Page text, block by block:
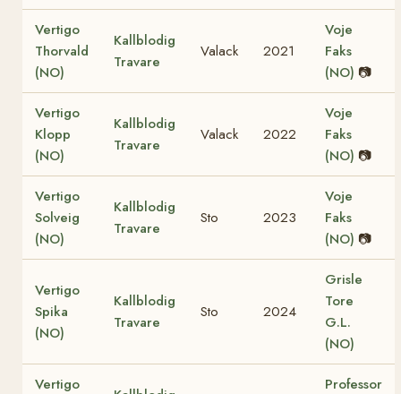
Vertigo
Thorvald
(NO)
Kallblodig
Travare
Valack 2021
Voje
Faks
(NO) 📷
Vertigo
Klopp
(NO)
Kallblodig
Travare
Valack 2022
Voje
Faks
(NO) 📷
Vertigo
Solveig
(NO)
Kallblodig
Travare
Sto 2023
Voje
Faks
(NO) 📷
Vertigo
Spika
(NO)
Kallblodig
Travare
Sto 2024
Grisle
Tore
G.L.
(NO)
Vertigo Professor